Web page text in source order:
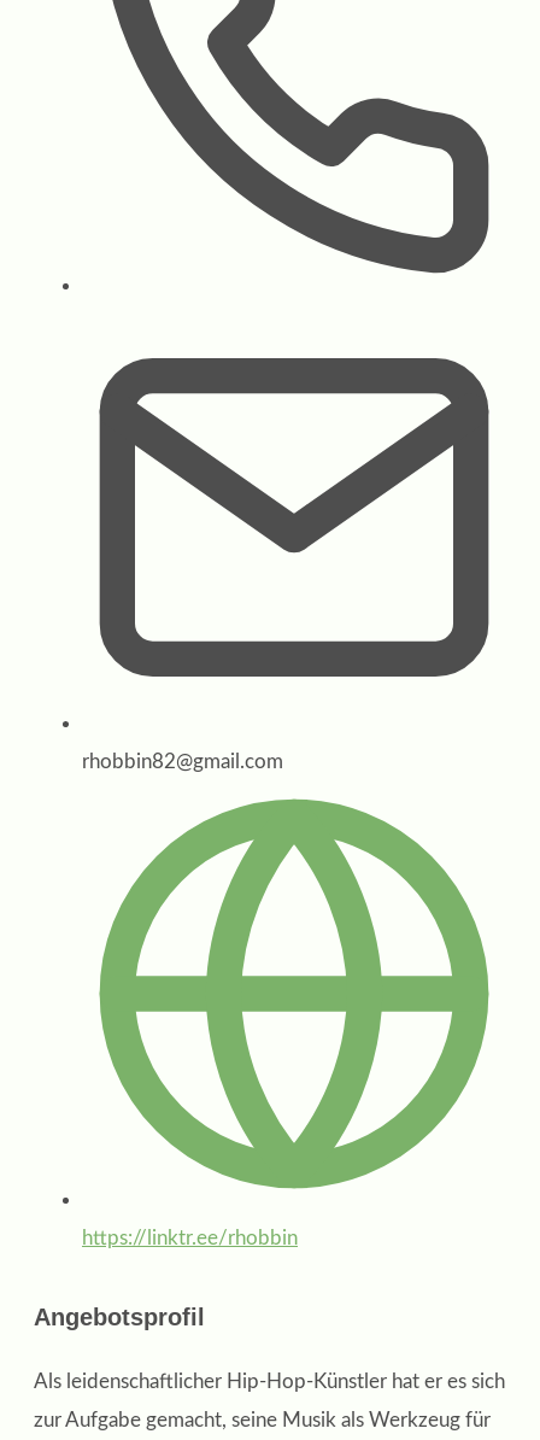
rhobbin82@gmail.com
https://linktr.ee/rhobbin
Angebotsprofil
Als leidenschaftlicher Hip-Hop-Künstler hat er es sich
zur Aufgabe gemacht, seine Musik als Werkzeug für